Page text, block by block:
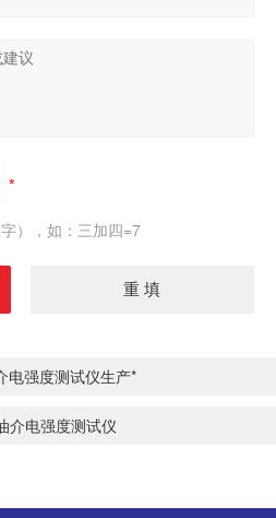
），如：三加四=7
电强度测试仪生产*
介电强度测试仪